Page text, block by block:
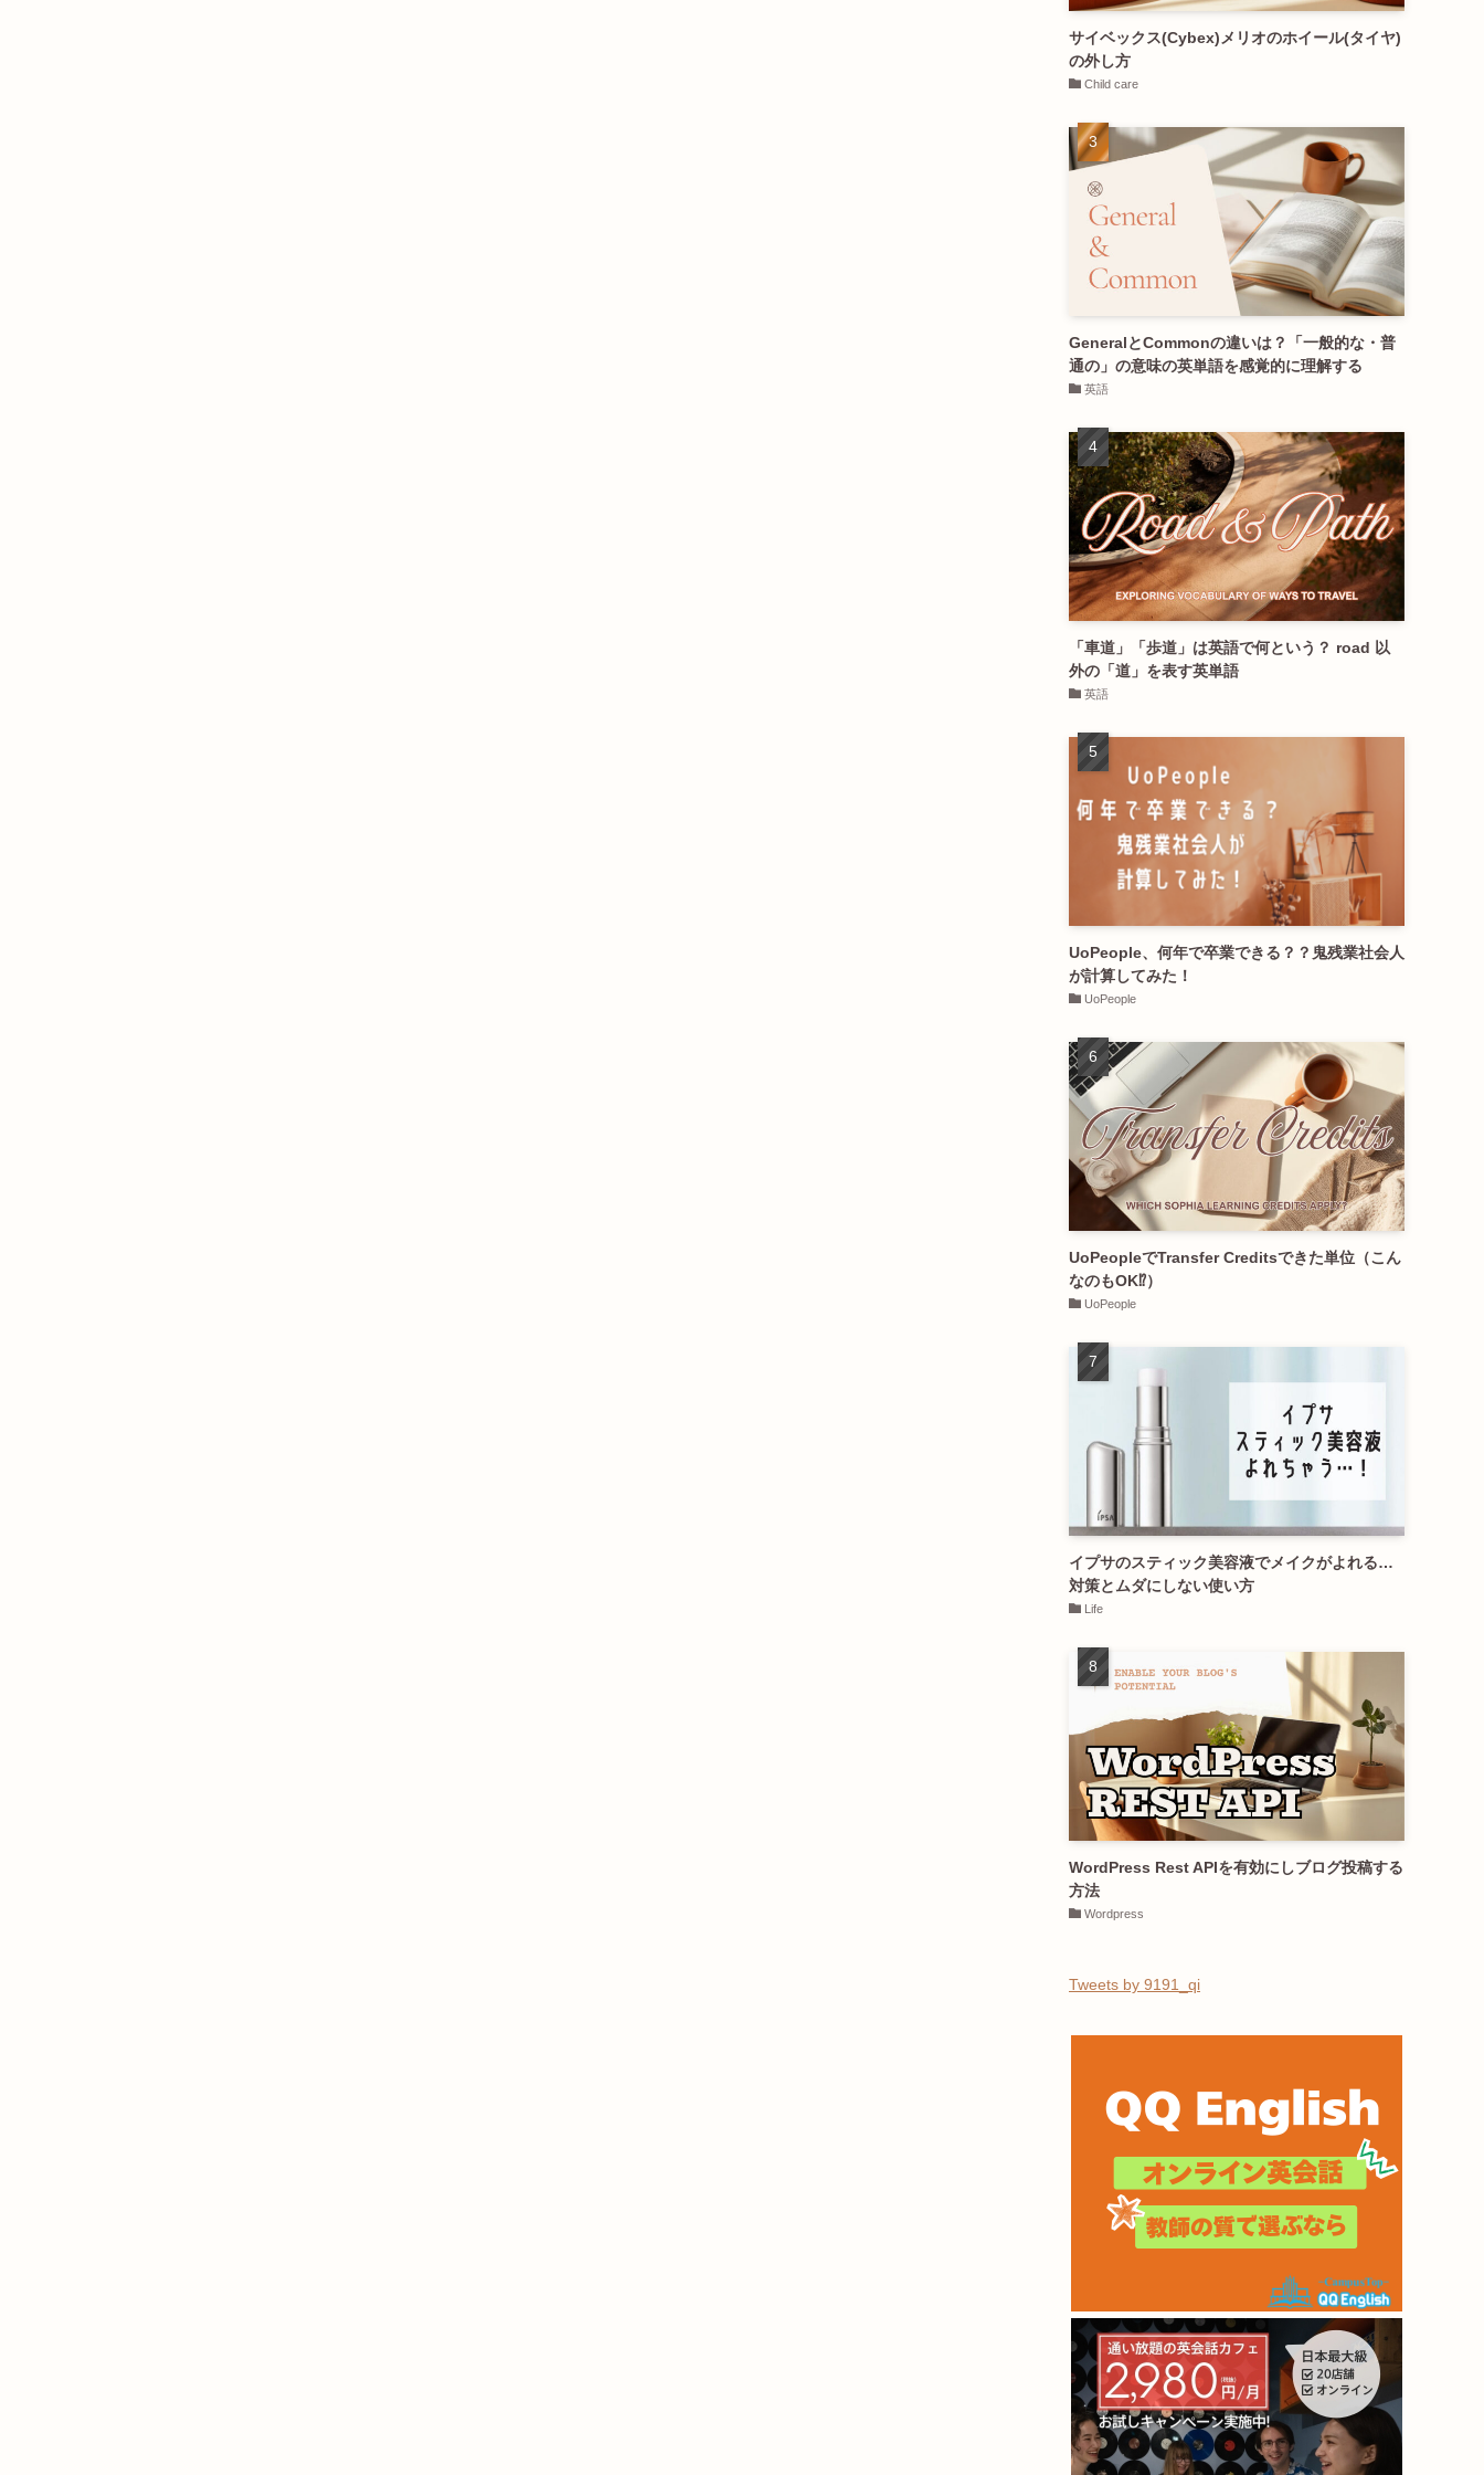
サイベックス(Cybex)メリオのホイール(タイヤ)
の外し方
Child care
GeneralとCommonの違いは？「一般的な・普
通の」の意味の英単語を感覚的に理解する
英語
「車道」「歩道」は英語で何という？ road 以
外の「道」を表す英単語
英語
UoPeople、何年で卒業できる？？鬼残業社会人
が計算してみた！
UoPeople
UoPeopleでTransfer Creditsできた単位（こん
なのもOK⁉︎）
UoPeople
イプサのスティック美容液でメイクがよれる…
対策とムダにしない使い方
Life
WordPress Rest APIを有効にしブログ投稿する
方法
Wordpress
Tweets by 9191_qi